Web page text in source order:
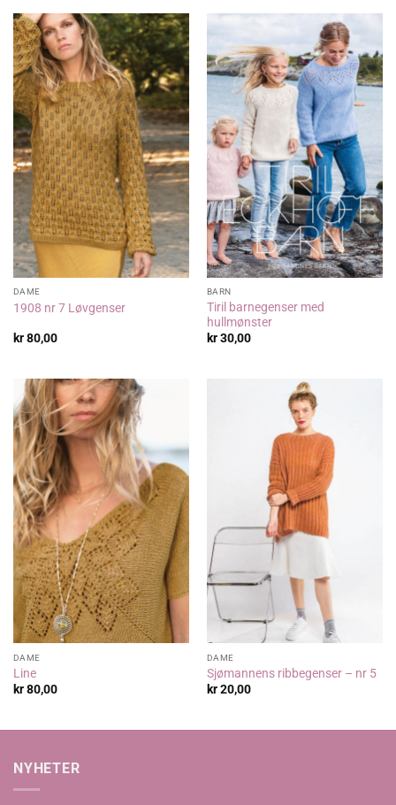
DAME
1908 nr 7 Løvgenser
kr80,00
BARN
Tiril barnegenser med
hullmønster
kr30,00
DAME
Line
kr80,00
DAME
Sjømannens ribbegenser – nr 5
kr20,00
NYHETER